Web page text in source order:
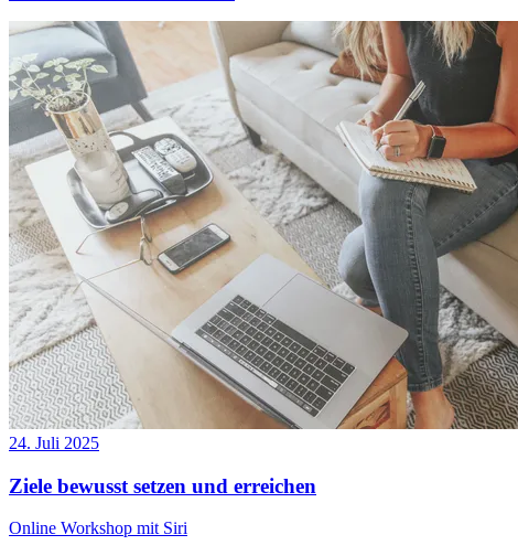
24. Juli 2025
Ziele bewusst setzen und erreichen
Online Workshop mit Siri